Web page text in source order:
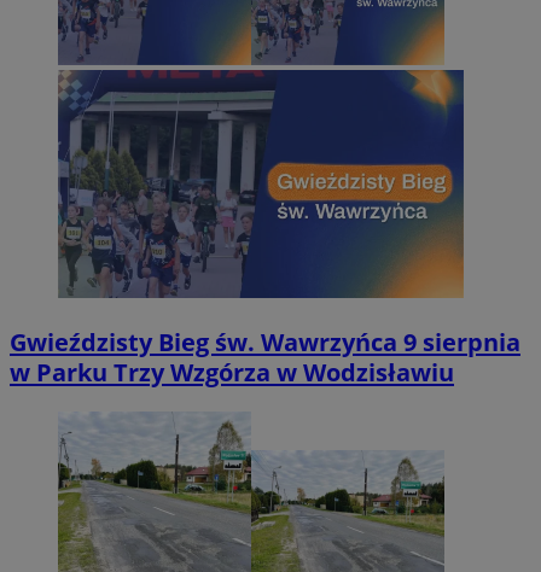
Gwieździsty Bieg św. Wawrzyńca 9 sierpnia
w Parku Trzy Wzgórza w Wodzisławiu